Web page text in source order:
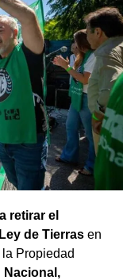
retirar el
de Tierrasen
Propiedad
Nacional,